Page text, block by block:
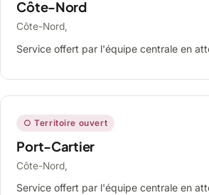
Côte-Nord
Côte-Nord,
Service offert par l'équipe centrale en
○ Territoire ouvert
Port-Cartier
Côte-Nord,
Service offert par l'équipe centrale en